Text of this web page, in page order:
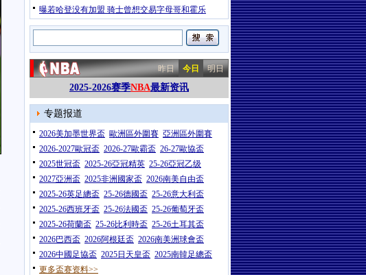
曝若哈登没有加盟 骑士曾想交易字母哥和霍乐
昨日 今日 明日
2025-2026赛季NBA最新资讯
专题报道
2026美加墨世界盃 歐洲區外圍賽 亞洲區外圍賽
2026-2027歐冠盃 2026-27歐霸盃 26-27歐協盃
2025世冠盃 2025-26亞冠精英 25-26亞冠乙级
2027亞洲盃 2025非洲國家盃 2026南美自由盃
2025-26英足總盃 25-26德國盃 25-26意大利盃
2025-26西班牙盃 25-26法國盃 25-26葡萄牙盃
2025-26荷蘭盃 25-26比利時盃 25-26土耳其盃
2026巴西盃 2026阿根廷盃 2026南美洲球會盃
2026中國足協盃 2025日天皇盃 2025南韓足總盃
更多盃赛资料>>